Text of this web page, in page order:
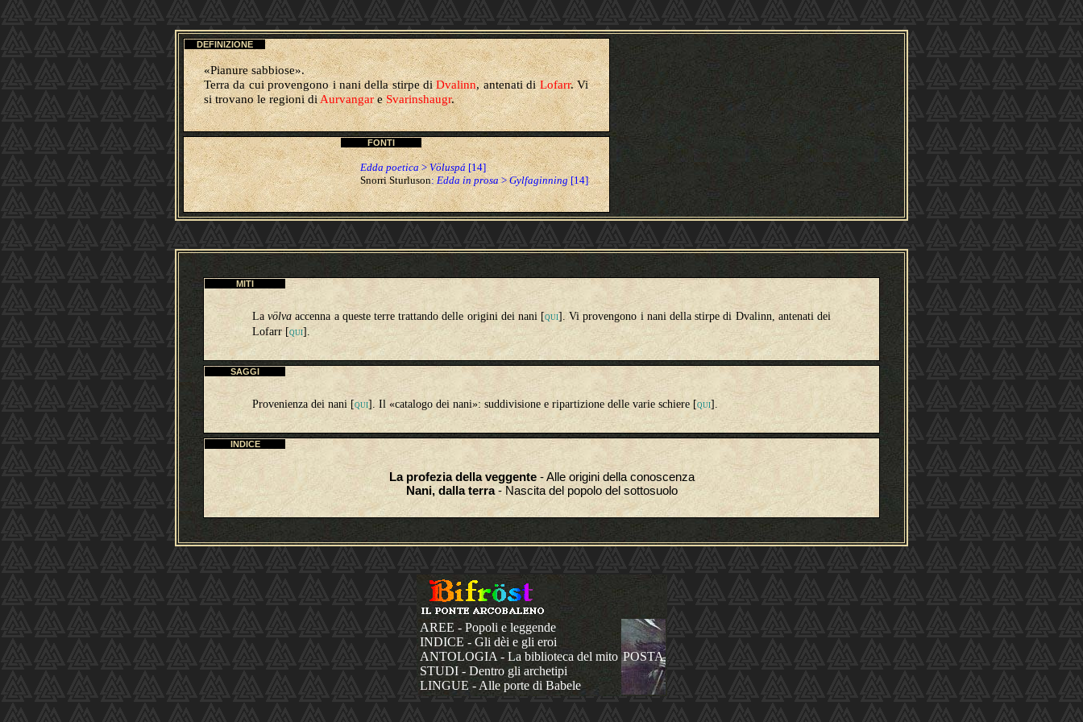
DEFINIZIONE
«Pianure sabbiose».
Terra da cui provengono i nani della stirpe diDvalinn, antenati diLofarr. Vi
si trovano le regioni diAurvangareSvarinshaugr.
FONTI
Edda poetica>Völuspá[14]
Snorri Sturluson:Edda in prosa>Gylfaginning[14]
MITI
Lavölva accenna a queste terre trattando delle origini dei nani [QUI]. Vi provengono i nani della stirpe di Dvalinn, antenati dei
Lofarr [QUI].
SAGGI
Provenienza dei nani [QUI]. Il «catalogo dei nani»: suddivisione e ripartizione delle varie schiere [QUI].
INDICE
La profezia della veggente- Alle origini della conoscenza
Nani, dalla terra- Nascita del popolo del sottosuolo
AREE - Popoli e leggende
INDICE - Gli dèi e gli eroi
ANTOLOGIA - La biblioteca del mito
STUDI - Dentro gli archetipi
LINGUE - Alle porte di Babele
POSTA